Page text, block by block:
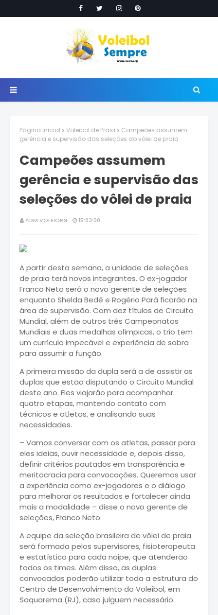
Página inicial Voleibol de Praia
Campeões assumem
gerência e supervisão das seleções do vôlei de praia
Campeões assumem
gerência e supervisão das
seleções do vôlei de praia
ADM VOLEIORG 15:03:00
A partir desta semana, a unidade de seleções
de praia terá novos integrantes. O ex-jogador
Franco Neto será o novo gerente de seleções
enquanto Shelda Bedê e Rogério Pará ficarão na
área de supervisão. Com dez títulos de Circuito
Mundial, além de outros três Campeonatos
Mundiais e duas medalhas olímpicas, o trio tem
um currículo impecável e experiência de sobra
para assumir a função.
A primeira missão da dupla será a de assistir as
duplas que estão disputando o Circuito Mundial
deste ano. Eles viajarão para acompanhar
quatro etapas, mantendo contato com
técnicos e atletas, e analisando suas
necessidades.
– Vamos conversar com os atletas, passar para
eles ideias, ouvir necessidade e, depois disso,
definir critérios pautados em transparência e
meritocracia para convocações. Queremos usar
a experiência como ex-jogadores e o diálogo
para melhorar os resultados e fortalecer ainda
mais a modalidade – disse o novo gerente de
seleções, Franco Neto.
A equipe da seleção brasileira de vôlei de praia
será formada pelos supervisores, fisioterapeuta
e estatístico para cada naipe, que atenderão
todos os times. Além disso, as duplas
convocadas poderão utilizar toda a estrutura do
Centro de Desenvolvimento do Voleibol, em
Saquarema (RJ), caso julguem necessário.